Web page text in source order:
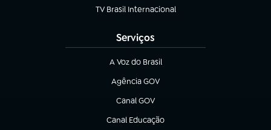
TV Brasil Internacional
(abre em nova aba)
Serviços
A Voz do Brasil
(abre em nova aba)
Agência GOV
(abre em nova aba)
Canal GOV
(abre em nova aba)
Canal Educação
(abre em nova aba)